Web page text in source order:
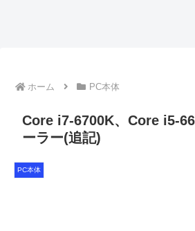
ホーム PC本体
Core i7-6700K、Core i5-
ーラー(追記)
PC本体